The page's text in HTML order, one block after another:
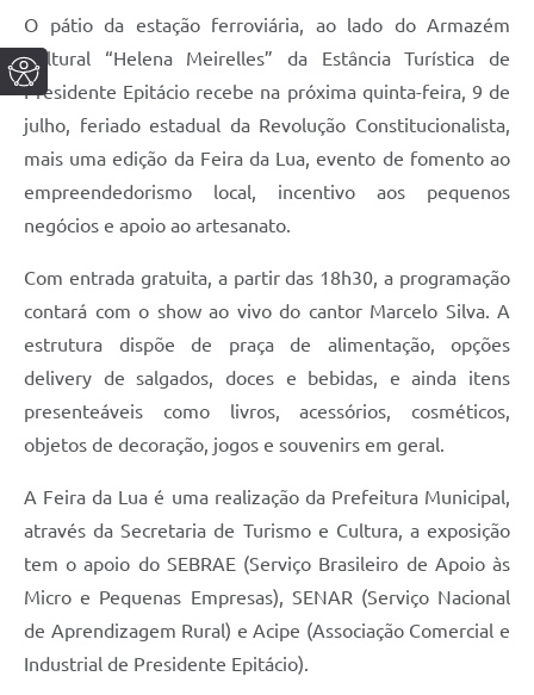
O pátio da estação ferroviária, ao lado do Armazém
Cultural “Helena Meirelles” da Estância Turística de
Presidente Epitácio recebe na próxima quinta-feira, 9 de
julho, feriado estadual da Revolução Constitucionalista,
mais uma edição da Feira da Lua, evento de fomento ao
empreendedorismo local, incentivo aos pequenos
negócios e apoio ao artesanato.
Com entrada gratuita, a partir das 18h30, a programação
contará com o show ao vivo do cantor Marcelo Silva. A
estrutura dispõe de praça de alimentação, opções
delivery de salgados, doces e bebidas, e ainda itens
presenteáveis como livros, acessórios, cosméticos,
objetos de decoração, jogos e souvenirs em geral.
A Feira da Lua é uma realização da Prefeitura Municipal,
através da Secretaria de Turismo e Cultura, a exposição
tem o apoio do SEBRAE (Serviço Brasileiro de Apoio às
Micro e Pequenas Empresas), SENAR (Serviço Nacional
de Aprendizagem Rural) e Acipe (Associação Comercial e
Industrial de Presidente Epitácio).